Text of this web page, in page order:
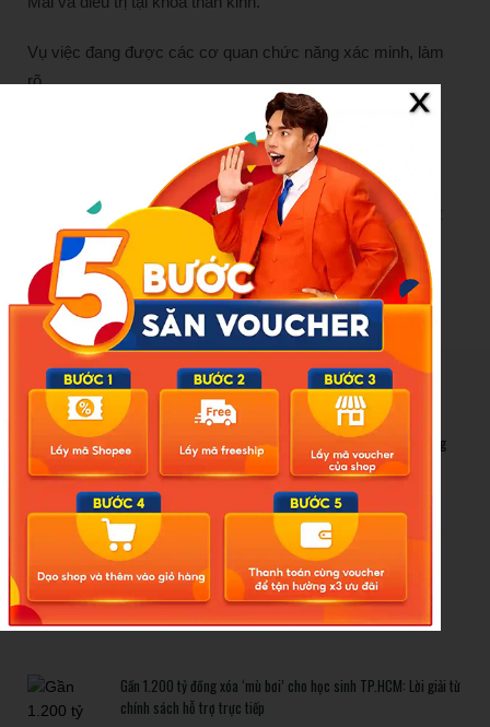
Vụ việc đang được các cơ quan chức năng xác minh, làm
rõ…
Nguồn Tri Thức & Cuộc Sống: https://kienthuc.net.vn/xa-
hoi/dien-bien-moi-vu-nu-nhan-vien-o-hai-duong-bi-sam-so-
hanh-hung-1974525.html
New Posts
Bão số 3 hình thành trên Biển Đông: Vì sao không ảnh hưởng
đất liền vẫn cần cảnh giác cao độ?
Cảnh báo thủ đoạn lừa đảo kết hôn: Khi sính lễ trở thành ‘cái
bẫy’ tinh vi
Gần 1.200 tỷ đồng xóa ‘mù bơi’ cho học sinh TP.HCM: Lời giải từ
chính sách hỗ trợ trực tiếp